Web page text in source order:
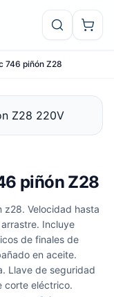
746 piñón Z28
piñón Z28
z28. Velocidad hasta
Incluye
de finales de
en aceite.
Llave de seguridad
corte eléctrico.